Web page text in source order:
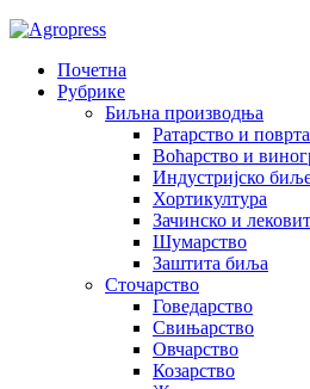
Почетна
Рубрике
Биљна производња
Ратарство и
Воћарство и
Индустријско
Хортикултура
Зачинско и
Шумарство
Заштита биља
Сточарство
Говедарство
Свињарство
Овчарство
Козарство